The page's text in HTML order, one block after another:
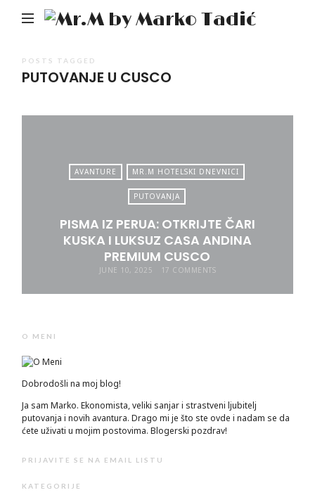
Mr.M
POSTS TAGGED
PUTOVANJE U CUSCO
AVANTURE MR.M HOTELSKI DNEVNICI
PUTOVANJA
PISMA IZ PERUA: OTKRIJTE ČARI
KUSKA I LUKSUZ CASA ANDINA
PREMIUM CUSCO
JUNE 10, 2025 17 COMMENTS
O MENI
Dobrodošli na moj blog!
Ja sam Marko. Ekonomista, veliki sanjar i strastveni ljubitelj
putovanja i novih avantura. Drago mi je što ste ovde i nadam se da
ćete uživati u mojim postovima. Blogerski pozdrav!
PRIJAVITE SE NA EMAIL LISTU
KATEGORIJE